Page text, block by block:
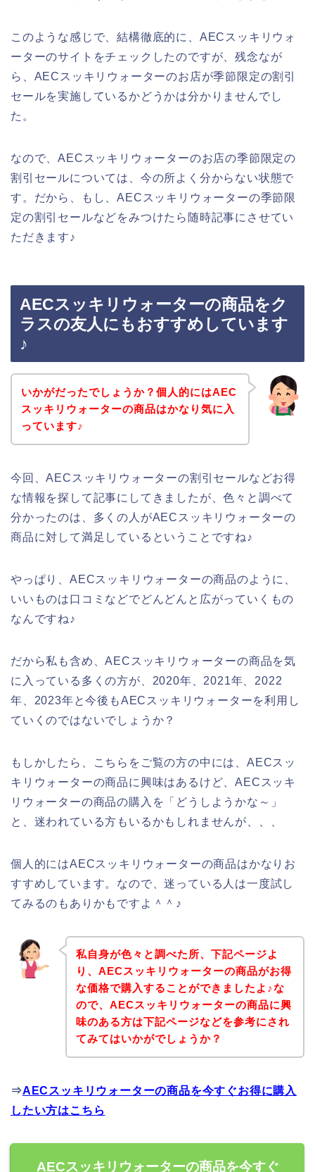
このような感じで、結構徹底的に、AECスッキリウォ
ーターのサイトをチェックしたのですが、残念なが
ら、AECスッキリウォーターのお店が季節限定の割引
セールを実施しているかどうかは分かりませんでし
た。
なので、AECスッキリウォーターのお店の季節限定の
割引セールについては、今の所よく分からない状態で
す。だから、もし、AECスッキリウォーターの季節限
定の割引セールなどをみつけたら随時記事にさせてい
ただきます♪
AECスッキリウォーターの商品をク
ラスの友人にもおすすめしています
♪
いかがだったでしょうか？個人的にはAEC
スッキリウォーターの商品はかなり気に入
っています♪
今回、AECスッキリウォーターの割引セールなどお得
な情報を探して記事にしてきましたが、色々と調べて
分かったのは、多くの人がAECスッキリウォーターの
商品に対して満足しているということですね♪
やっぱり、AECスッキリウォーターの商品のように、
いいものは口コミなどでどんどんと広がっていくもの
なんですね♪
だから私も含め、AECスッキリウォーターの商品を気
に入っている多くの方が、2020年、2021年、2022
年、2023年と今後もAECスッキリウォーターを利用し
ていくのではないでしょうか？
もしかしたら、こちらをご覧の方の中には、AECスッ
キリウォーターの商品に興味はあるけど、AECスッキ
リウォーターの商品の購入を「どうしようかな～」
と、迷われている方もいるかもしれませんが、、、
個人的にはAECスッキリウォーターの商品はかなりお
すすめしています。なので、迷っている人は一度試し
てみるのもありかもですよ＾＾♪
私自身が色々と調べた所、下記ページよ
り、AECスッキリウォーターの商品がお得
な価格で購入することができましたよ♪な
ので、AECスッキリウォーターの商品に興
味のある方は下記ページなどを参考にされ
てみてはいかがでしょうか？
⇒AECスッキリウォーターの商品を今すぐお得に購入
したい方はこちら
AECスッキリウォーターの商品を今すぐ